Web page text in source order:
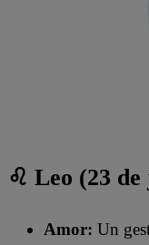
♌ Leo (23
Amor: Un